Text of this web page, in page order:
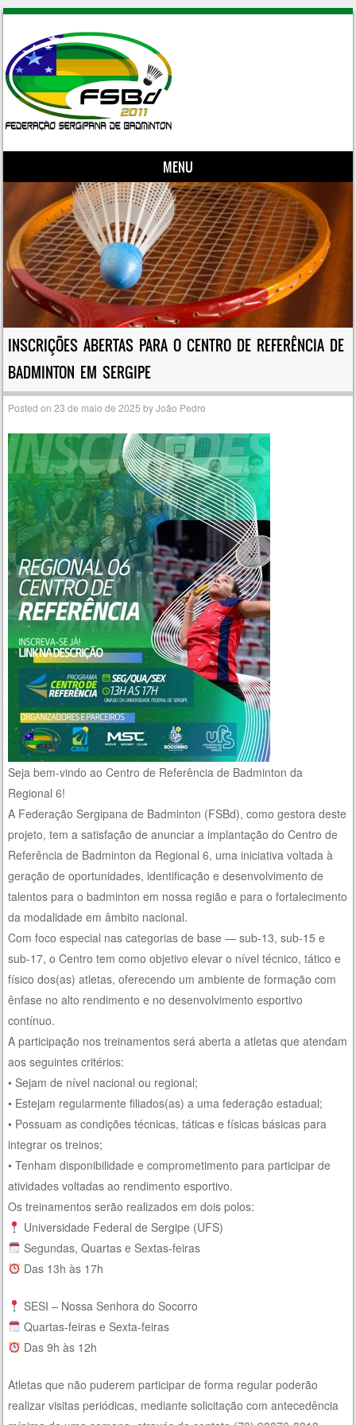
MENU
Skip to content
INSCRIÇÕES ABERTAS PARA O CENTRO DE REFERÊNCIA DE
BADMINTON EM SERGIPE
Posted on23 de maio de 2025 byJoão Pedro
Seja bem-vindo ao Centro de Referência de Badminton da
Regional 6!
A Federação Sergipana de Badminton (FSBd), como gestora deste
projeto, tem a satisfação de anunciar a implantação do Centro de
Referência de Badminton da Regional 6, uma iniciativa voltada à
geração de oportunidades, identificação e desenvolvimento de
talentos para o badminton em nossa região e para o fortalecimento
da modalidade em âmbito nacional.
Com foco especial nas categorias de base — sub-13, sub-15 e
sub-17, o Centro tem como objetivo elevar o nível técnico, tático e
físico dos(as) atletas, oferecendo um ambiente de formação com
ênfase no alto rendimento e no desenvolvimento esportivo
contínuo.
A participação nos treinamentos será aberta a atletas que atendam
aos seguintes critérios:
• Sejam de nível nacional ou regional;
• Estejam regularmente filiados(as) a uma federação estadual;
• Possuam as condições técnicas, táticas e físicas básicas para
integrar os treinos;
• Tenham disponibilidade e comprometimento para participar de
atividades voltadas ao rendimento esportivo.
Os treinamentos serão realizados em dois polos:
Universidade Federal de Sergipe (UFS)
Segundas, Quartas e Sextas-feiras
Das 13h às 17h
SESI – Nossa Senhora do Socorro
Quartas-feiras e Sexta-feiras
Das 9h às 12h
Atletas que não puderem participar de forma regular poderão
realizar visitas periódicas, mediante solicitação com antecedência